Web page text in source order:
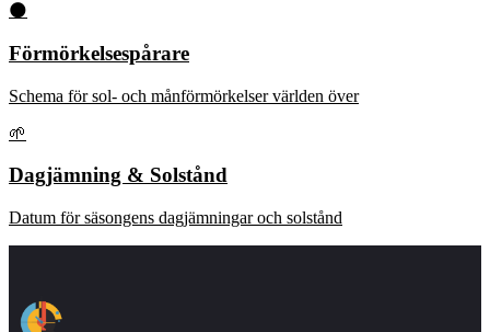
🌑
Förmörkelsespårare
Schema för sol- och månförmörkelser världen över
🌱
Dagjämning & Solstånd
Datum för säsongens dagjämningar och solstånd